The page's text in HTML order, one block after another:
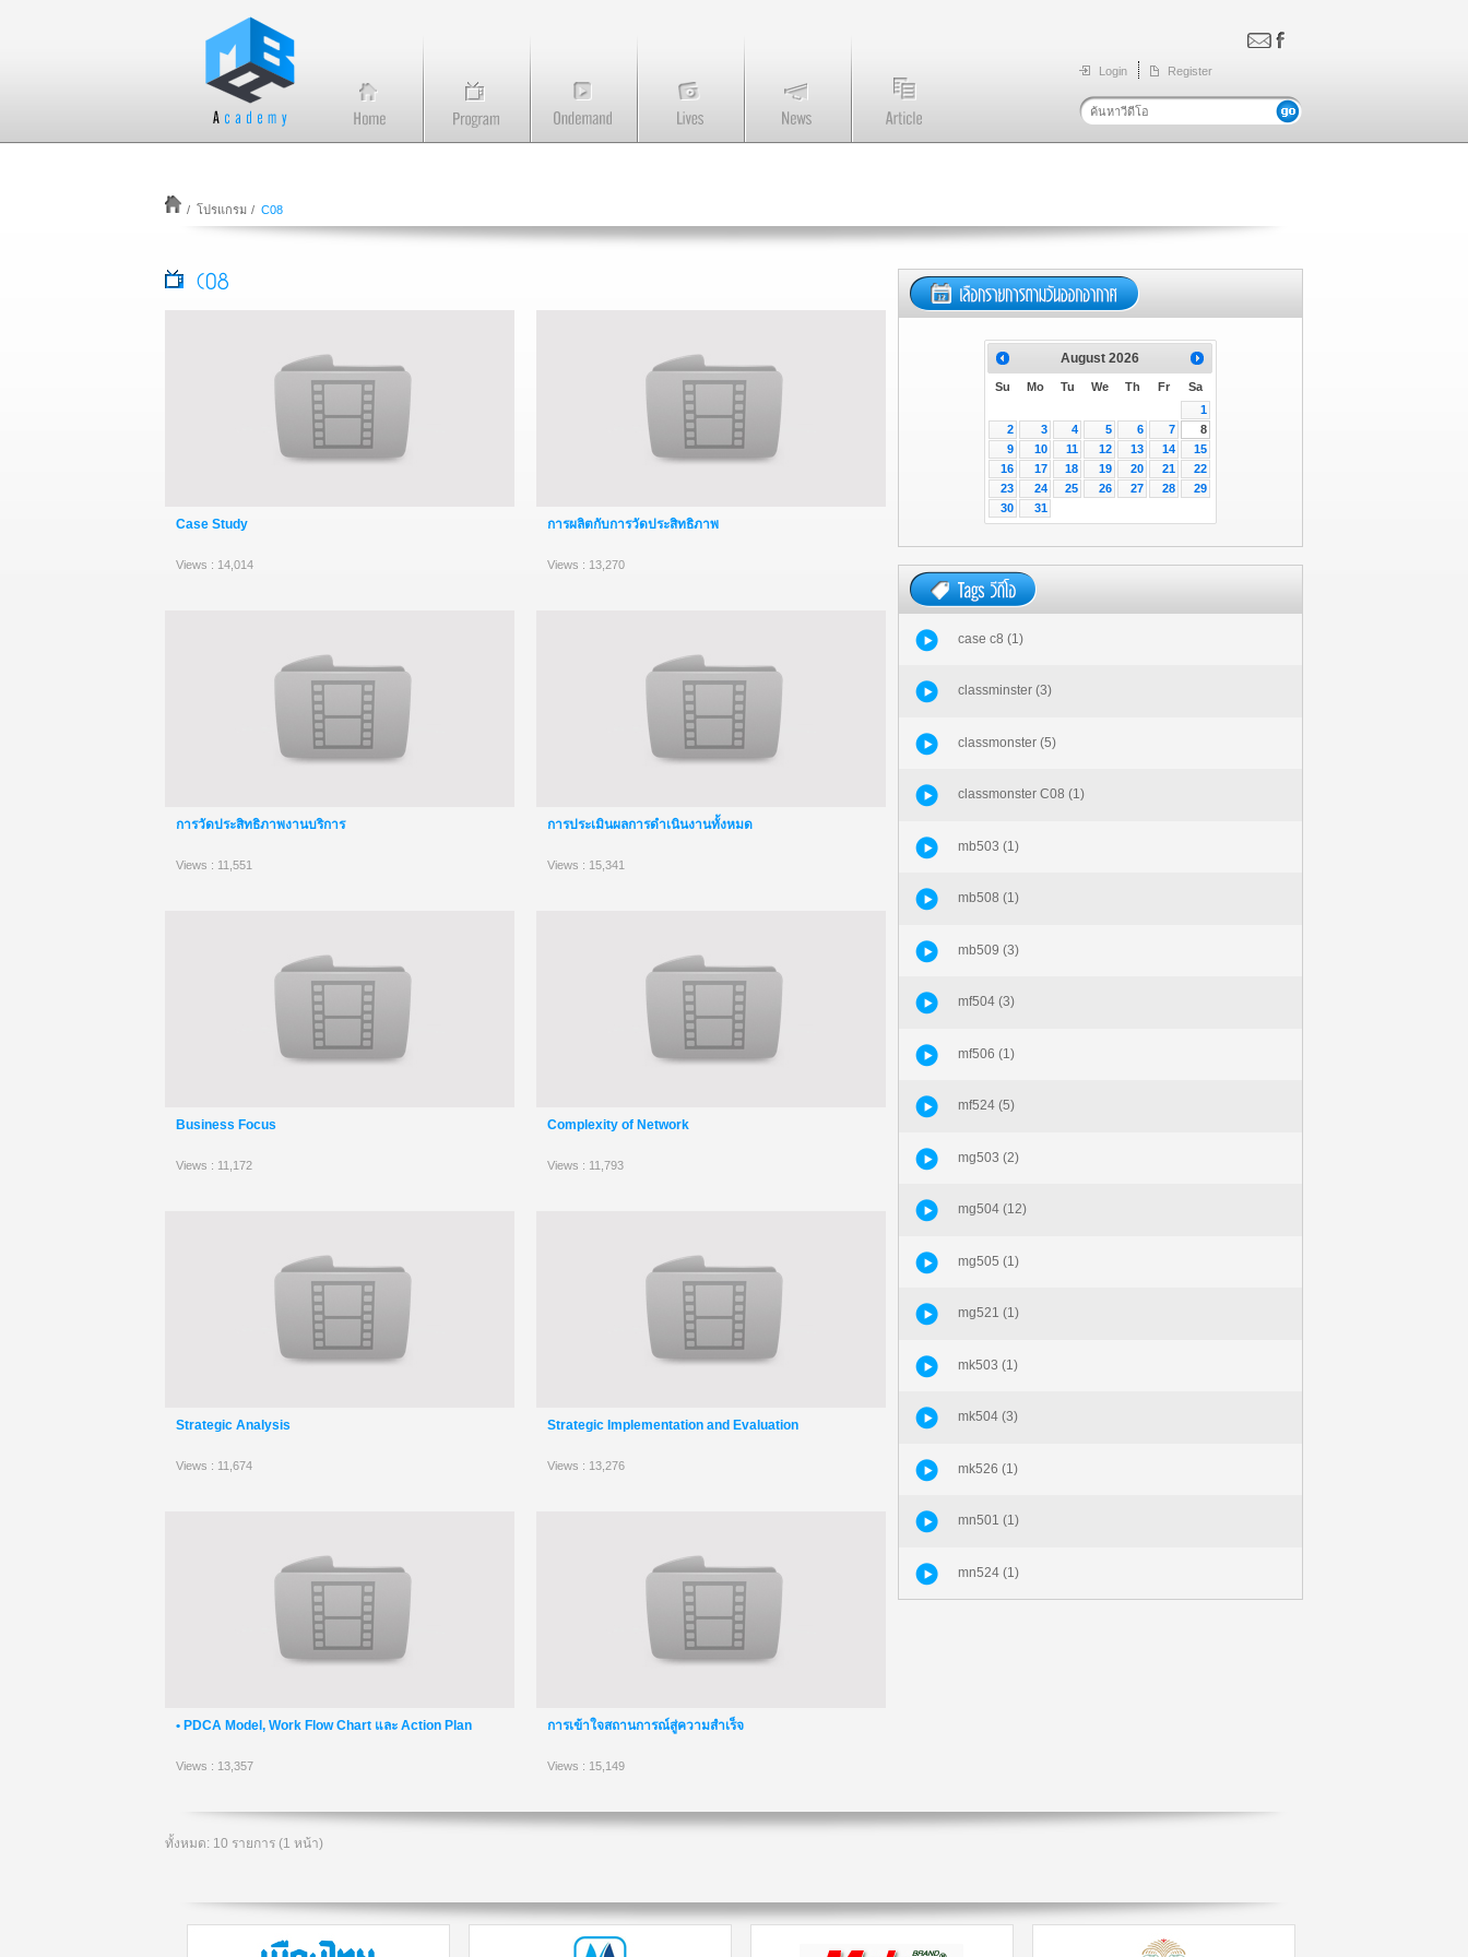
Login Register
/ โปรแกรม / C08
C08
Case Study
Views : 14,014
การผลิตกับการวัดประสิทธิภาพ
Views : 13,270
การวัดประสิทธิภาพงานบริการ
Views : 11,551
การประเมินผลการดำเนินงานทั้งหมด
Views : 15,341
Business Focus
Views : 11,172
Complexity of Network
Views : 11,793
Strategic Analysis
Views : 11,674
Strategic Implementation and Evaluation
Views : 13,276
• PDCA Model, Work Flow Chart และ Action Plan
Views : 13,357
การเข้าใจสถานการณ์สู่ความสำเร็จ
Views : 15,149
August 2026
Su Mo Tu We Th Fr
Sa
1
2
3 4 5 6 7
8
9
10 11 12 13 14
15
16
17 18 19 20 21
22
23
24 25 26 27 28
29
30
31
case c8 (1)
classminster (3)
classmonster (5)
classmonster C08 (1)
mb503 (1)
mb508 (1)
mb509 (3)
mf504 (3)
mf506 (1)
mf524 (5)
mg503 (2)
mg504 (12)
mg505 (1)
mg521 (1)
mk503 (1)
mk504 (3)
mk526 (1)
mn501 (1)
mn524 (1)
ทั้งหมด: 10 รายการ (1 หน้า)